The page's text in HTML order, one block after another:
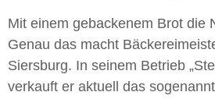
Mit einem gebackenem Brot die
Genau das macht
Siersburg. In seinem Betrieb
verkauft er aktuell das